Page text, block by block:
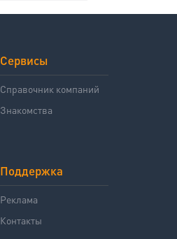
Сервисы
Справочник компаний
Знакомства
Поддержка
Реклама
Контакты